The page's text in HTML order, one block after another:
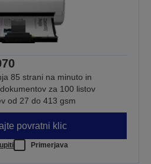
85 strani na minuto in
za 100 listov
od 27 do 413 gsm
povratni klic
Primerjava